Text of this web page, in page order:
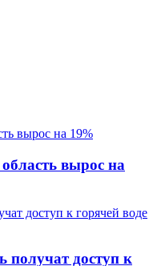
вырос на
получат доступ к